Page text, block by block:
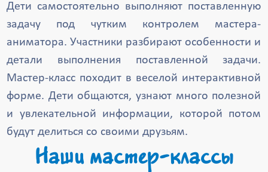
Дети самостоятельно выполняют поставленную
задачу под чутким контролем мастера-
аниматора. Участники разбирают особенности и
детали выполнения поставленной задачи.
Мастер-класс походит в веселой интерактивной
форме. Дети общаются, узнают много полезной
и увлекательной информации, которой потом
будут делиться со своими друзьям.
Наши мастер-классы